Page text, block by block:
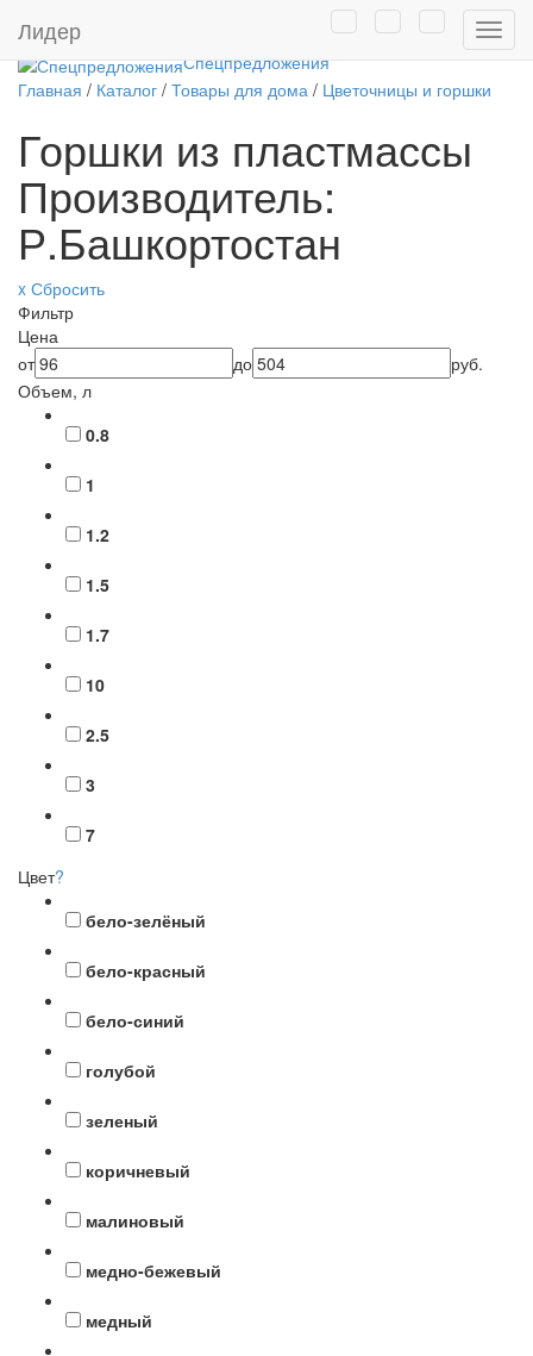
Лидер
Товары собственного
производства
Спецпредложения
Главная / Каталог / Товары для дома / Цветочницы и горшки
Горшки из пластмассы
Производитель:
Р.Башкортостан
x Сбросить
Фильтр
Цена
от
до
руб.
Объем, л
0.8
1
1.2
1.5
1.7
10
2.5
3
7
Цвет?
бело-зелёный
бело-красный
бело-синий
голубой
зеленый
коричневый
малиновый
медно-бежевый
медный